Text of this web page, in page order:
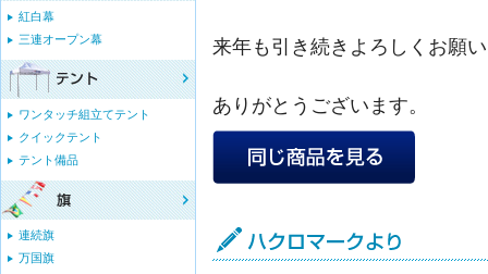
来年も引き続きよろしくお願
ありがとうございます。
紅白幕
三連オープン幕
ワンタッチ組立てテント
クイックテント
テント備品
連続旗
万国旗